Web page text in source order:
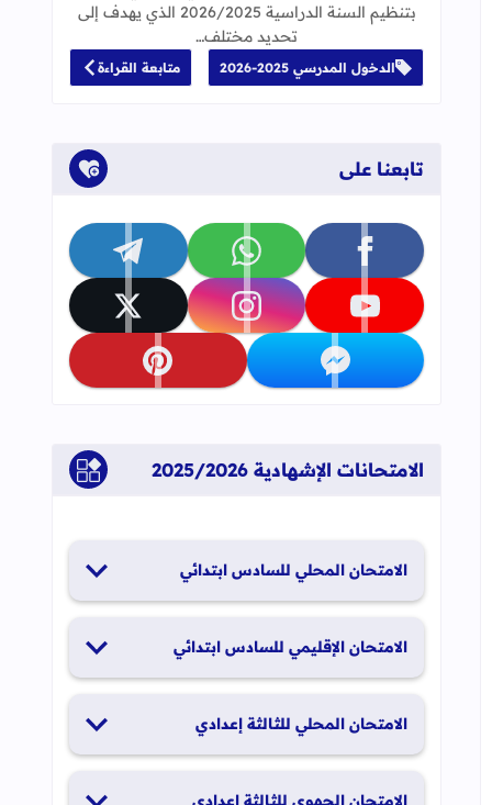
إلى العلامات المرجعية
بتنظيم السنة الدراسية 2026/2025 الذي يهدف إلى
تحديد مختلف…
الدخول المدرسي 2025-2026 متابعة القراءة
تابعنا على
تابعنا على facebook تابعنا على whatsapp تابعنا على telegram
تابعنا على youtube تابعنا على instagram تابعنا على x
تابعنا على messenger تابعنا على pinterest
الامتحانات الإشهادية 2025/2026
الامتحان المحلي للسادس ابتدائي
الامتحان الإقليمي للسادس ابتدائي
الامتحان المحلي للثالثة إعدادي
الامتحان الجهوي للثالثة إعدادي